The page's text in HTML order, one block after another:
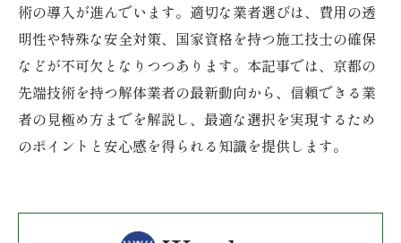
術の導入が進んでいます。適切な業者選びは、費用の透
明性や特殊な安全対策、国家資格を持つ施工技士の確保
などが不可欠となりつつあります。本記事では、京都の
先端技術を持つ解体業者の最新動向から、信頼できる業
者の見極め方までを解説し、最適な選択を実現するため
のポイントと安心感を得られる知識を提供します。